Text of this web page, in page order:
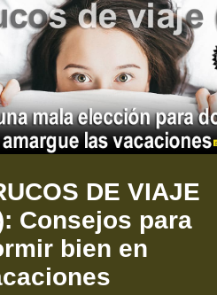
DE VIAJE
Consejos para
bien en